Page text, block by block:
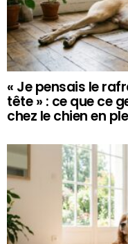
« Je pensais le
tête » : ce que ce
chez le chien en